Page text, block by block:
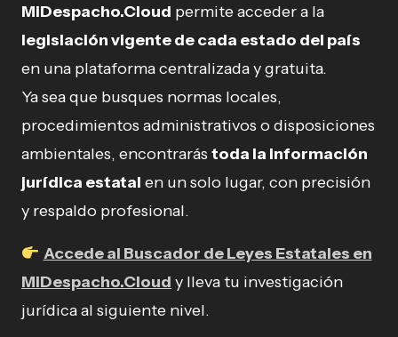
MiDespacho.Cloud permite acceder a la
legislación vigente de cada estado del país
en una plataforma centralizada y gratuita.
Ya sea que busques normas locales,
procedimientos administrativos o disposiciones
ambientales, encontrarás toda la información
jurídica estatal en un solo lugar, con precisión
y respaldo profesional.
Accede al Buscador de Leyes Estatales en
MiDespacho.Cloud y lleva tu investigación
jurídica al siguiente nivel.